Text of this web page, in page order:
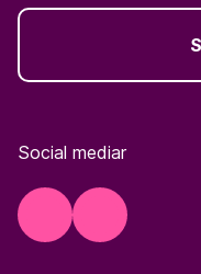
Social mediar